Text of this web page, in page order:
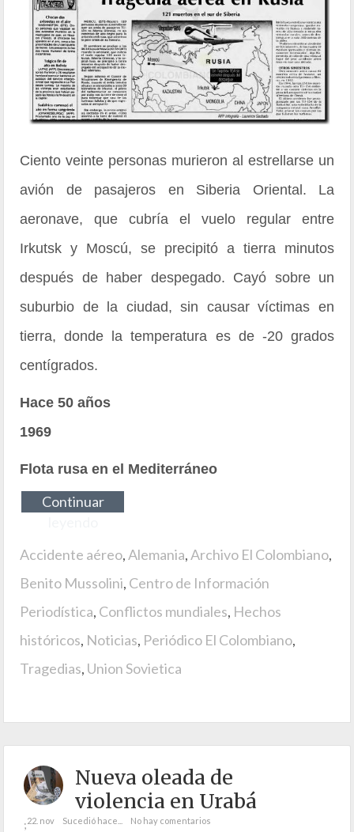
Ciento veinte personas murieron al estrellarse un
avión de pasajeros en Siberia Oriental. La
aeronave, que cubría el vuelo regular entre
Irkutsk y Moscú, se precipitó a tierra minutos
después de haber despegado. Cayó sobre un
suburbio de la ciudad, sin causar víctimas en
tierra, donde la temperatura es de -20 grados
centígrados.
Hace 50 años
1969
Flota rusa en el Mediterráneo
Continuar
Accidente aéreo,Alemania,Archivo El Colombiano,
Benito Mussolini, Centro de Información
Periodística, Conflictos mundiales, Hechos
históricos, Noticias, Periódico El Colombiano,
Tragedias, Union Sovietica
Nueva oleada de
violencia en Urabá
;22. nov Sucedió hace... No hay comentarios